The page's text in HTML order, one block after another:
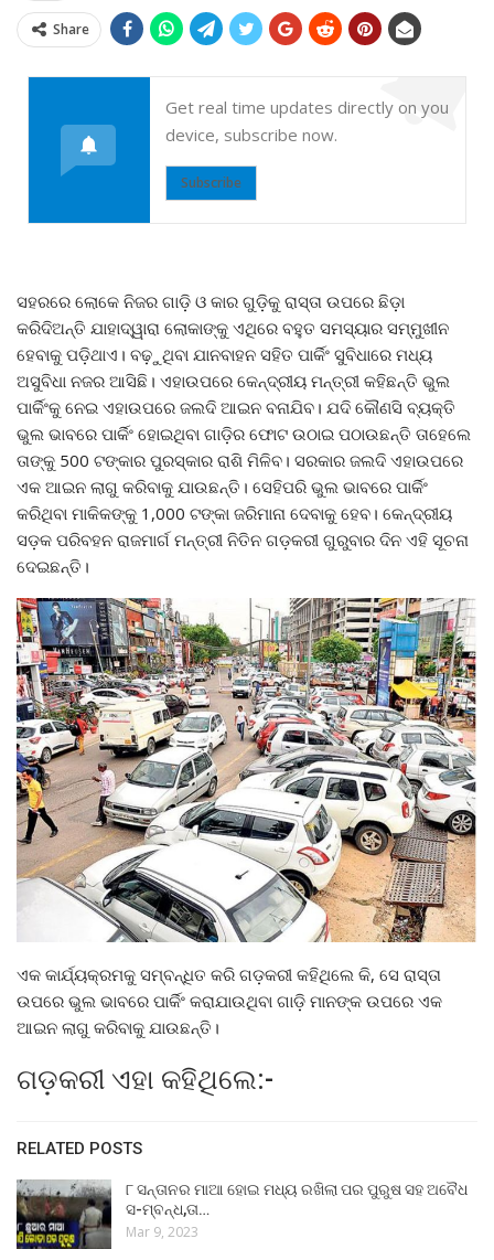
Share
Get real time updates directly on you
device, subscribe now.
Subscribe
ସହରରେ ଲୋକେ ନିଜର ଗାଡ଼ି ଓ କାର ଗୁଡ଼ିକୁ ରାସ୍ତା ଉପରେ ଛିଡ଼ା
କରିଦିଅନ୍ତି ଯାହାଦ୍ୱାରା ଲୋକାଙ୍କୁ ଏଥିରେ ବହୁତ ସମସ୍ୟାର ସମ୍ମୁଖୀନ
ହେବାକୁ ପଡ଼ିଥାଏ। ବଢ଼ୁଥିବା ଯାନବାହନ ସହିତ ପାର୍କିଂ ସୁବିଧାରେ ମଧ୍ୟ
ଅସୁବିଧା ନଜର ଆସିଛି। ଏହାଉପରେ କେନ୍ଦ୍ରୀୟ ମନ୍ତ୍ରୀ କହିଛନ୍ତି ଭୁଲ
ପାର୍କିଂକୁ ନେଇ ଏହାଉପରେ ଜଲଦି ଆଇନ ବନାଯିବ। ଯଦି କୌଣସି ବ୍ୟକ୍ତି
ଭୁଲ ଭାବରେ ପାର୍କିଂ ହୋଇଥିବା ଗାଡ଼ିର ଫୋଟ ଉଠାଇ ପଠାଉଛନ୍ତି ତାହେଲେ
ତାଙ୍କୁ 500 ଟଙ୍କାର ପୁରସ୍କାର ରାଶି ମିଳିବ। ସରକାର ଜଲଦି ଏହାଉପରେ
ଏକ ଆଇନ ଲାଗୁ କରିବାକୁ ଯାଉଛନ୍ତି। ସେହିପରି ଭୁଲ ଭାବରେ ପାର୍କିଂ
କରିଥିବା ମାକିକଙ୍କୁ 1,000 ଟଙ୍କା ଜରିମାନା ଦେବାକୁ ହେବ। କେନ୍ଦ୍ରୀୟ
ସଡ଼କ ପରିବହନ ରାଜମାର୍ଗ ମନ୍ତ୍ରୀ ନିତିନ ଗଡ଼କରୀ ଗୁରୁବାର ଦିନ ଏହି ସୂଚନା
ଦେଇଛନ୍ତି।
ଏକ କାର୍ଯ୍ୟକ୍ରମକୁ ସମ୍ବନ୍ଧିତ କରି ଗଡ଼କରୀ କହିଥିଲେ କି, ସେ ରାସ୍ତା
ଉପରେ ଭୁଲ ଭାବରେ ପାର୍କିଂ କରାଯାଉଥିବା ଗାଡ଼ି ମାନଙ୍କ ଉପରେ ଏକ
ଆଇନ ଲାଗୁ କରିବାକୁ ଯାଉଛନ୍ତି।
ଗଡ଼କରୀ ଏହା କହିଥିଲେ:-
RELATED POSTS
୮ ସନ୍ତାନର ମାଆ ହୋଇ ମଧ୍ୟ ରଖିଲା ପର ପୁରୁଷ ସହ ଅବୈଧ
ସ-ମ୍ବନ୍ଧ,ତା…
Mar 9, 2023